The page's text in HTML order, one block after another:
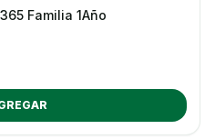
Familia 1Año